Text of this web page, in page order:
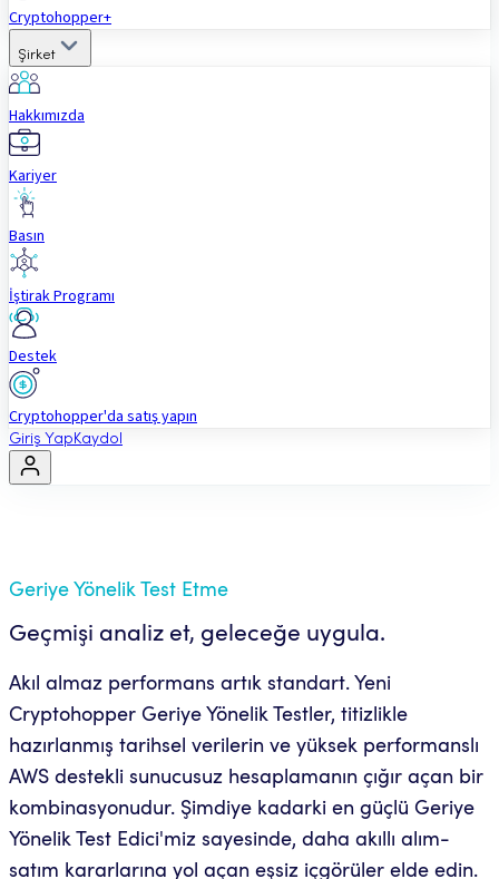
Cryptohopper+
Şirket
Hakkımızda
Kariyer
Basın
İştirak Programı
Destek
Cryptohopper'da satış yapın
Giriş Yap Kaydol
Geriye Yönelik Test Etme
Geçmişi analiz et, geleceğe uygula.
Akıl almaz performans artık standart. Yeni
Cryptohopper Geriye Yönelik Testler, titizlikle
hazırlanmış tarihsel verilerin ve yüksek performanslı
AWS destekli sunucusuz hesaplamanın çığır açan bir
kombinasyonudur. Şimdiye kadarki en güçlü Geriye
Yönelik Test Edici'miz sayesinde, daha akıllı alım-
satım kararlarına yol açan eşsiz içgörüler elde edin.